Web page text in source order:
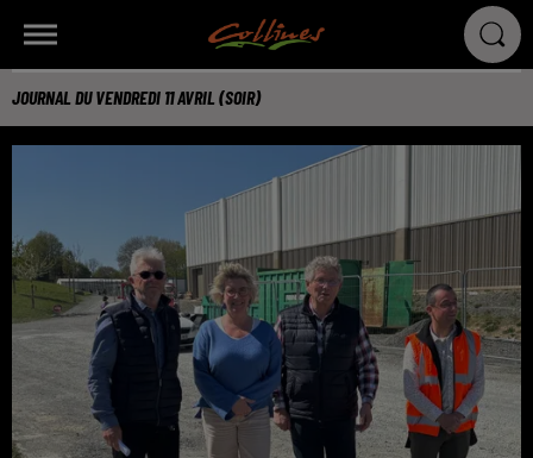
JOURNAL DU VENDREDI 11 AVRIL (SOIR)